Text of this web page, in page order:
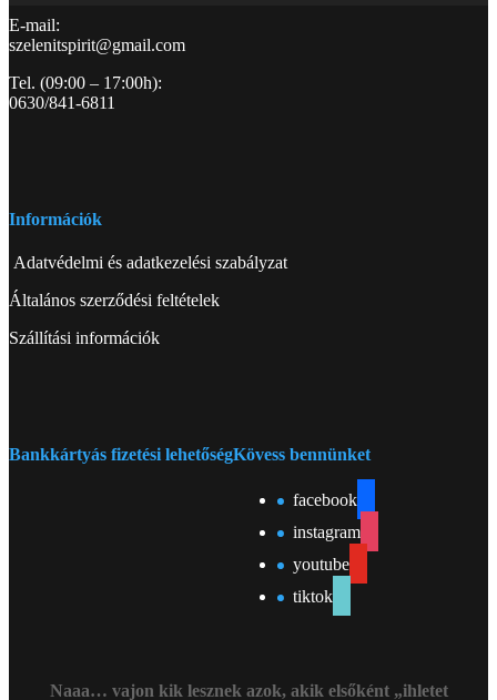
E-mail:
szelenitspirit@gmail.com
Tel. (09:00 – 17:00h):
0630/841-6811
Információk
Adatvédelmi és adatkezelési szabályzat
Általános szerződési feltételek
Szállítási információk
Bankkártyás fizetési lehetőségKövess bennünket
facebook
instagram
youtube
tiktok
Naaa… vajon kik lesznek azok, akik elsőként „ihletet